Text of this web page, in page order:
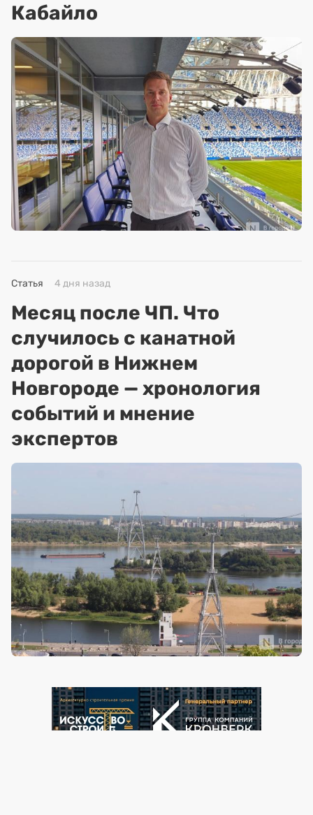
Кабайло
Статья 4 дня назад
Месяц после ЧП. Что
случилось с канатной
дорогой в Нижнем
Новгороде — хронология
событий и мнение
экспертов